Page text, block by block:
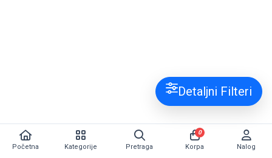
Detaljni Filteri
Početna Kategorije Pretraga Korpa
0
Nalog